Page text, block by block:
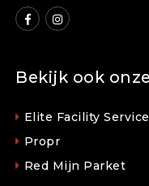
Bekijk ook
Elite Facility
Propr
Red Mijn Parket